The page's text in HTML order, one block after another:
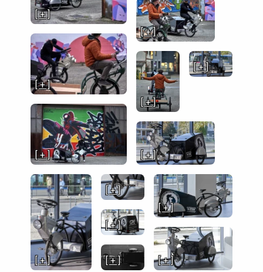
[ + ]
[ + ]
[ + ]
[ + ]
[ + ]
[ + ]
[ + ]
[ + ]
[ + ]
[ + ]
[ + ]
[ + ]
[ + ]